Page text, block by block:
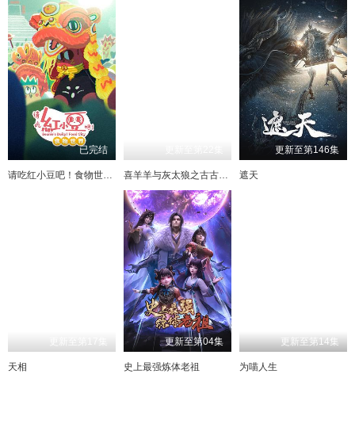
已完结
请吃红小豆吧！食物世界第一季 喜羊羊与灰太狼之古古怪界有古怪
更新至第146集
遮天
更新至第17集
天相
更新至第04集
史上最强炼体老祖
更新至第14集
为喵人生